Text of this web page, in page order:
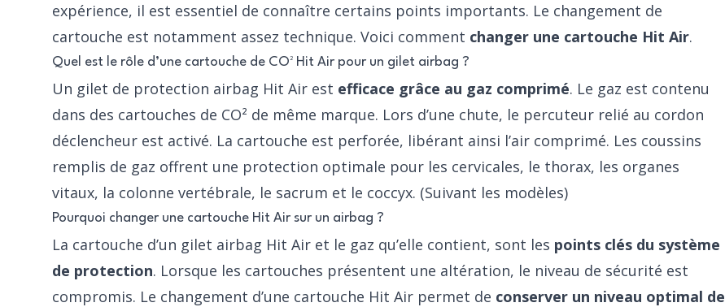
expérience, il est essentiel de connaître certains points importants. Le changement de
cartouche est notamment assez technique. Voici comment changer une cartouche Hit Air.
Quel est le rôle d’une cartouche de CO² Hit Air pour un gilet airbag ?
Un gilet de protection airbag Hit Air est efficace grâce au gaz comprimé. Le gaz est contenu
dans des cartouches de CO² de même marque. Lors d’une chute, le percuteur relié au cordon
déclencheur est activé. La cartouche est perforée, libérant ainsi l’air comprimé. Les coussins
remplis de gaz offrent une protection optimale pour les cervicales, le thorax, les organes
vitaux, la colonne vertébrale, le sacrum et le coccyx. (Suivant les modèles)
Pourquoi changer une cartouche Hit Air sur un airbag ?
La cartouche d’un gilet airbag Hit Air et le gaz qu’elle contient, sont les points clés du système
de protection. Lorsque les cartouches présentent une altération, le niveau de sécurité est
compromis. Le changement d’une cartouche Hit Air permet de conserver un niveau optimal de